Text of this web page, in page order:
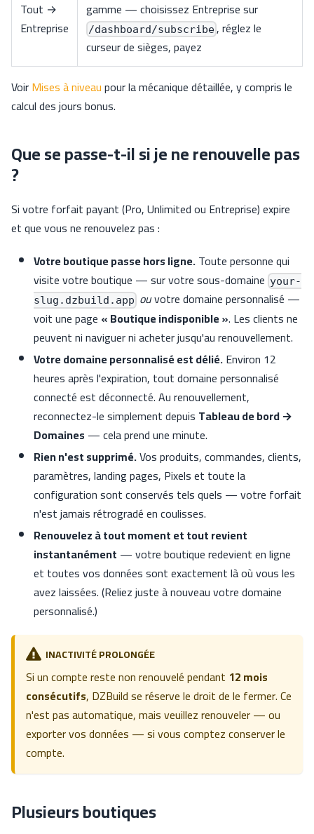
Tout →
Entreprise
gamme — choisissez Entreprise sur
/dashboard/subscribe, réglez le
curseur de sièges, payez
VoirMises à niveaupour la mécanique détaillée, y compris le
calcul des jours bonus.
Que se passe-t-il si je ne renouvelle pas
?
Si votre forfait payant (Pro, Unlimited ou Entreprise) expire
et que vous ne renouvelez pas :
Votre boutique passe hors ligne.Toute personne qui
visite votre boutique — sur votre sous-domaine your-
slug.dzbuild.app ouvotre domaine personnalisé —
voit une page « Boutique indisponible ». Les clients ne
peuvent ni naviguer ni acheter jusqu'au renouvellement.
Votre domaine personnalisé est délié.Environ 12
heures après l'expiration, tout domaine personnalisé
connecté est déconnecté. Au renouvellement,
reconnectez-le simplement depuis Tableau de bord →
Domaines — cela prend une minute.
Rien n'est supprimé.Vos produits, commandes, clients,
paramètres, landing pages, Pixels et toute la
configuration sont conservés tels quels — votre forfait
n'est jamais rétrogradé en coulisses.
Renouvelez à tout moment et tout revient
instantanément — votre boutique redevient en ligne
et toutes vos données sont exactement là où vous les
avez laissées. (Reliez juste à nouveau votre domaine
personnalisé.)
INACTIVITÉ PROLONGÉE
Si un compte reste non renouvelé pendant 12 mois
consécutifs, DZBuild se réserve le droit de le fermer. Ce
n'est pas automatique, mais veuillez renouveler — ou
exporter vos données — si vous comptez conserver le
compte.
Plusieurs boutiques